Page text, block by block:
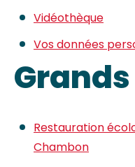
Vidéothèque
Vos données
Restauration
Chambon